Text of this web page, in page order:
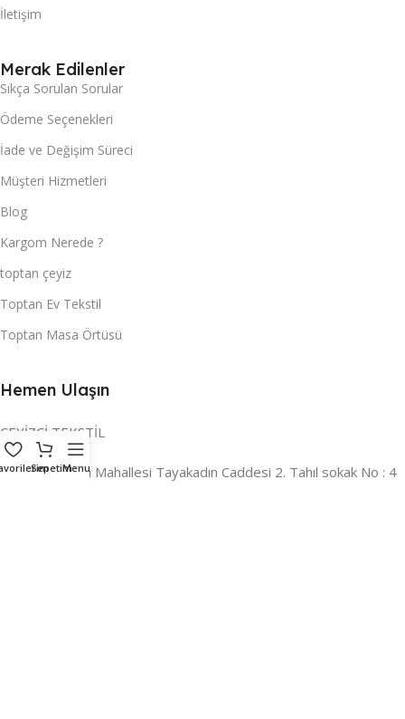
İletişim
Merak Edilenler
Sıkça Sorulan Sorular
Ödeme Seçenekleri
İade ve Değişim Süreci
Müşteri Hizmetleri
Blog
Kargom Nerede ?
toptan çeyiz
Toptan Ev Tekstil
Toptan Masa Örtüsü
Hemen Ulaşın
ÇEYİZCİ TEKSTİL
Adres:Reyhan Mahallesi Tayakadın Caddesi 2. Tahıl sokak No : 4
SepetimMenu